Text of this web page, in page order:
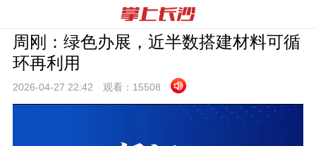
周刚：绿色办展，近半数搭建材料可循
环再利用
2026-04-27 22:42 观看： 15508